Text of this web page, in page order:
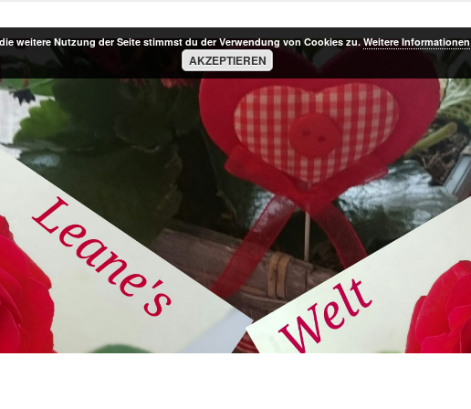
weitere Nutzung der Seite stimmst du der Verwendung von Cookies zu.Weitere Informationen
AKZEPTIEREN